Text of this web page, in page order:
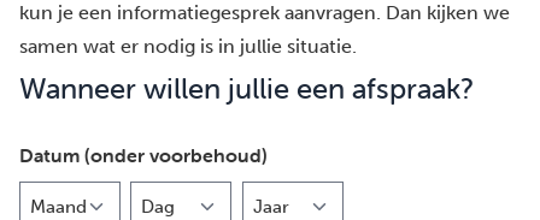
kun je een informatiegesprek aanvragen. Dan kijken we
samen wat er nodig is in jullie situatie.
Wanneer willen jullie een afspraak?
Datum (onder voorbehoud)